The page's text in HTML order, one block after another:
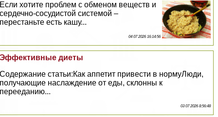
Если хотите проблем с обменом веществ и
сердечно-сосудистой системой –
перестаньте есть кашу...
04 07 2026 16:14:56
Эффективные диеты
Содержание статьи:Как аппетит привести в нормуЛюди,
получающие наслаждение от еды, склонны к
перееданию...
03 07 2026 8:56:48